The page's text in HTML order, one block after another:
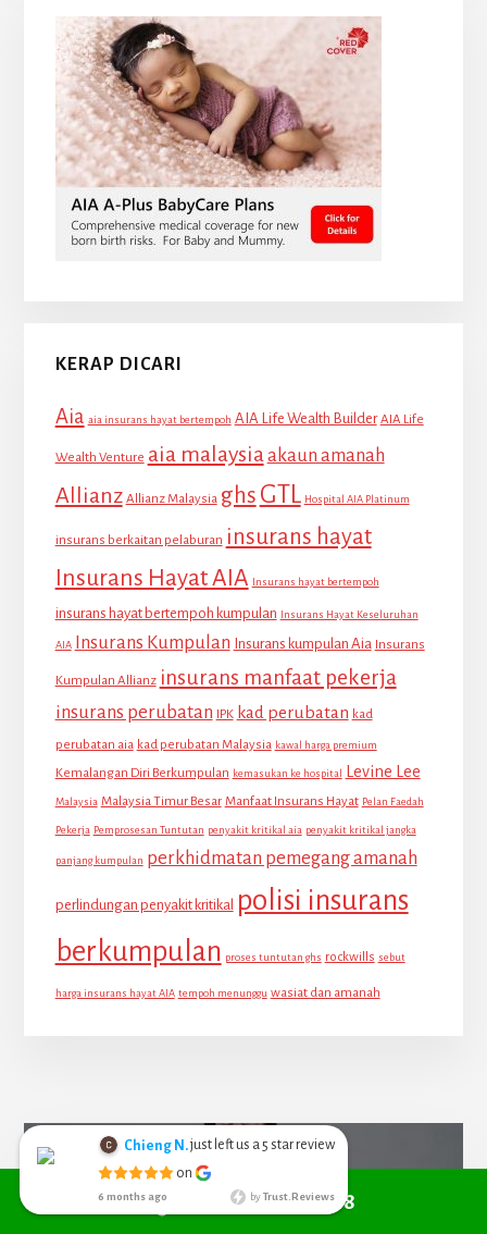
KERAP DICARI
Aia aia insurans hayat bertempoh AIA Life Wealth Builder AIA Life
Wealth Venture aia malaysiaakaun amanah
Allianz Allianz Malaysia ghs GTL Hospital AIA Platinum
insurans berkaitan pelaburan insurans hayat
Insurans Hayat AIA Insurans hayat bertempoh
insurans hayat bertempoh kumpulan Insurans Hayat Keseluruhan
AIA Insurans Kumpulan Insurans kumpulan Aia Insurans
Kumpulan Allianz insurans manfaat pekerja
insurans perubatan IPK kad perubatan kad
perubatan aia kad perubatan Malaysia kawal harga premium
Kemalangan Diri Berkumpulan kemasukan ke hospital Levine Lee
Malaysia Malaysia Timur Besar Manfaat Insurans Hayat Pelan Faedah
Pekerja Pemprosesan Tuntutan penyakit kritikal aia penyakit kritikal jangka
panjang kumpulan perkhidmatan pemegang amanah
perlindungan penyakit kritikal polisi insurans
berkumpulan proses tuntutan ghs rockwills sebut
harga insurans hayat AIA tempoh menunggu wasiat dan amanah
Call +6010 361 9298
Chieng N.just left us a5 star review
on
6 months ago by Trust.Reviews
Chieng Nyoh
6 months ago
I search from